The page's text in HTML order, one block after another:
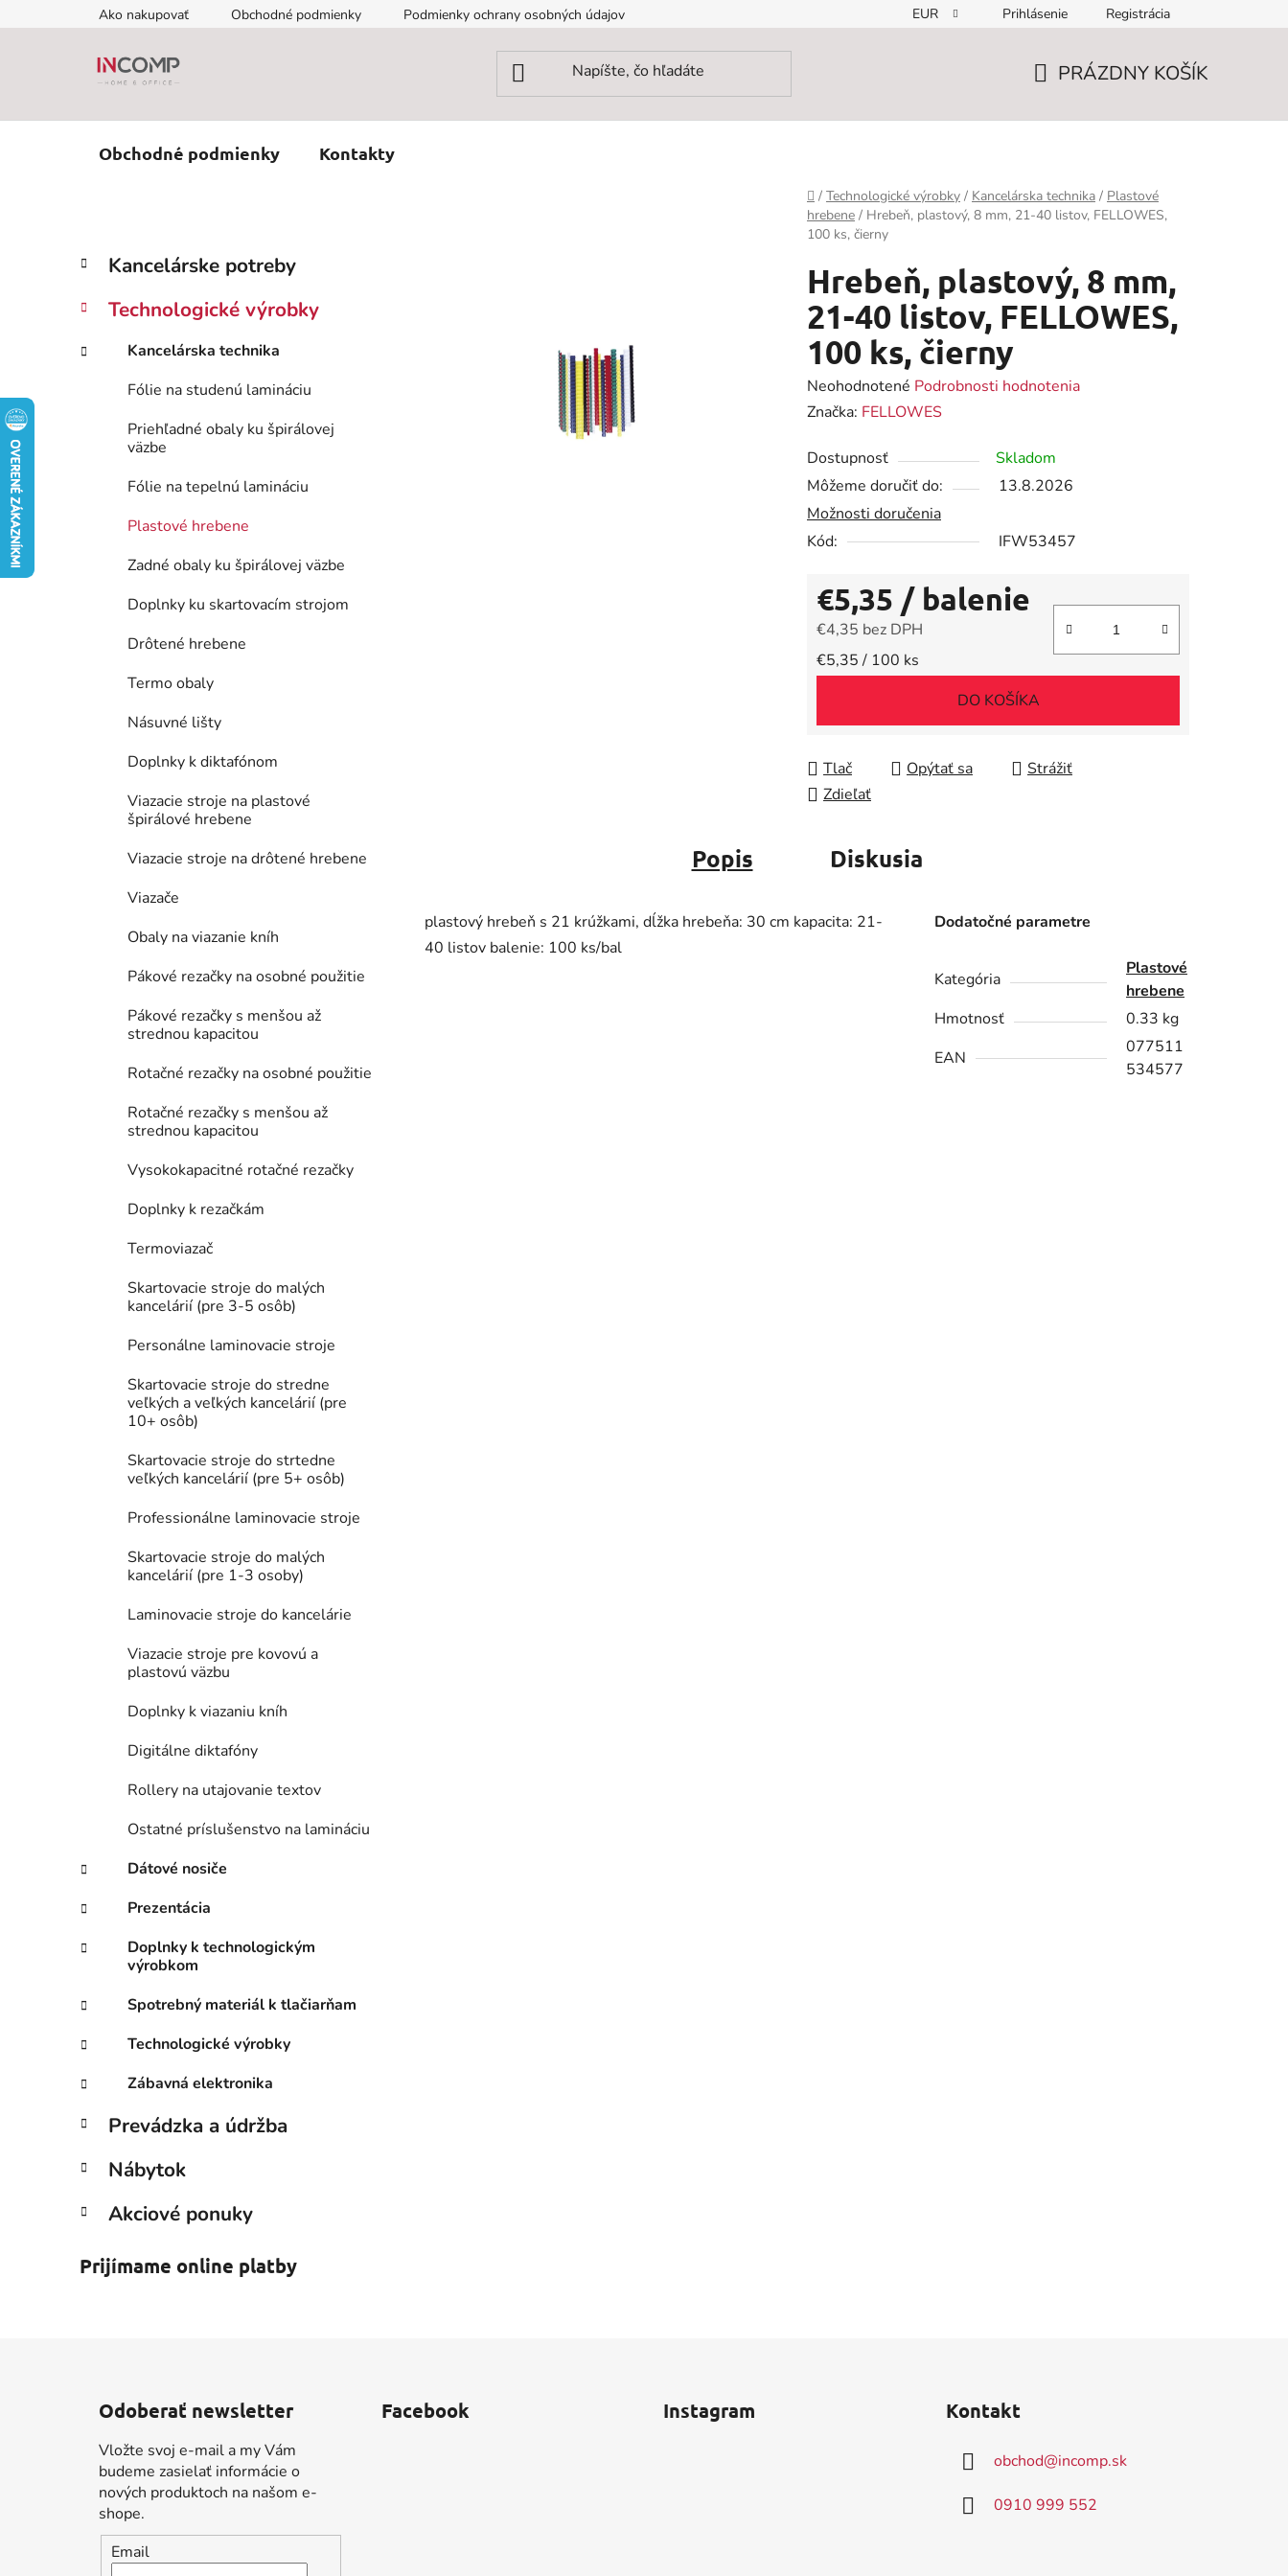
na
Ako nakupovať Obchodné podmienky Podmienky ochrany osobných údajov EUR Prihlásenie Registrácia
PRÁZDNY KOŠÍK
Obchodné podmienky Kontakty
Domov
/ Technologické výrobky / Kancelárska technika / Plastové
hrebene / Hrebeň, plastový, 8 mm, 21-40 listov, FELLOWES,
100 ks, čierny
B
č
ý
Preskočiť
kategórie
K
a
e
ó
Kancelárske potreby
Technologické výrobky
Kancelárska technika
Fólie na studenú lamináciu
Priehľadné obaly ku špirálovej
väzbe
Fólie na tepelnú lamináciu
Plastové hrebene
Zadné obaly ku špirálovej väzbe
Doplnky ku skartovacím strojom
Drôtené hrebene
Termo obaly
Násuvné lišty
Doplnky k diktafónom
Viazacie stroje na plastové
špirálové hrebene
Viazacie stroje na drôtené hrebene
Viazače
Obaly na viazanie kníh
Pákové rezačky na osobné použitie
Pákové rezačky s menšou až
strednou kapacitou
Rotačné rezačky na osobné použitie
Rotačné rezačky s menšou až
strednou kapacitou
Vysokokapacitné rotačné rezačky
Doplnky k rezačkám
Termoviazač
Skartovacie stroje do malých
kancelárií (pre 3-5 osôb)
Personálne laminovacie stroje
Skartovacie stroje do stredne
veľkých a veľkých kancelárií (pre
10+ osôb)
Skartovacie stroje do strtedne
veľkých kancelárií (pre 5+ osôb)
Professionálne laminovacie stroje
Skartovacie stroje do malých
kancelárií (pre 1-3 osoby)
Laminovacie stroje do kancelárie
Viazacie stroje pre kovovú a
plastovú väzbu
Doplnky k viazaniu kníh
Digitálne diktafóny
Rollery na utajovanie textov
Ostatné príslušenstvo na lamináciu
Dátové nosiče
Prezentácia
Doplnky k technologickým
výrobkom
Spotrebný materiál k tlačiarňam
Technologické výrobky
Zábavná elektronika
Prevádzka a údržba
Nábytok
Akciové ponuky
Prijímame online platby
Hrebeň, plastový, 8 mm,
21-40 listov, FELLOWES,
100 ks, čierny
Priemerné
hodnotenie
je
0,0
z
5
Neohodnotené Podrobnosti hodnotenia
Značka: FELLOWES
Dostupnosť
Skladom
Môžeme doručiť do:
13.8.2026
Možnosti doručenia
Kód:
IFW53457
€5,35 / balenie
€4,35 bez DPH
Jednotková cena:
€5,35 / 100 ks
DO KOŠÍKA
Tlač Opýtať sa
Strážiť
Zdieľať
Popis Diskusia
plastový hrebeň s 21 krúžkami, dĺžka hrebeňa: 30 cm kapacita: 21-
40 listov balenie: 100 ks/bal
Dodatočné parametre
Kategória
Plastové
hrebene
Hmotnosť
0.33 kg
EAN
077511
534577
Odoberať newsletter
Vložte svoj e-mail a my Vám
budeme zasielať informácie o
nových produktoch na našom e-
shope.
Email
Facebook Instagram Kontakt
obchod@incomp.sk
0910 999 552